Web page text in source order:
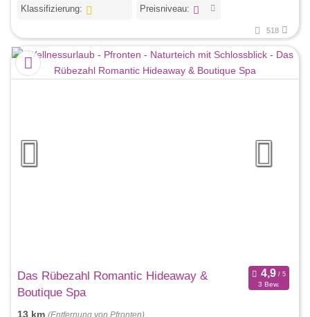
Klassifizierung: Preisniveau:
518
Das Rübezahl Romantic Hideaway &
Boutique Spa
3 Bew.
13 km (Entfernung von Pfronten)